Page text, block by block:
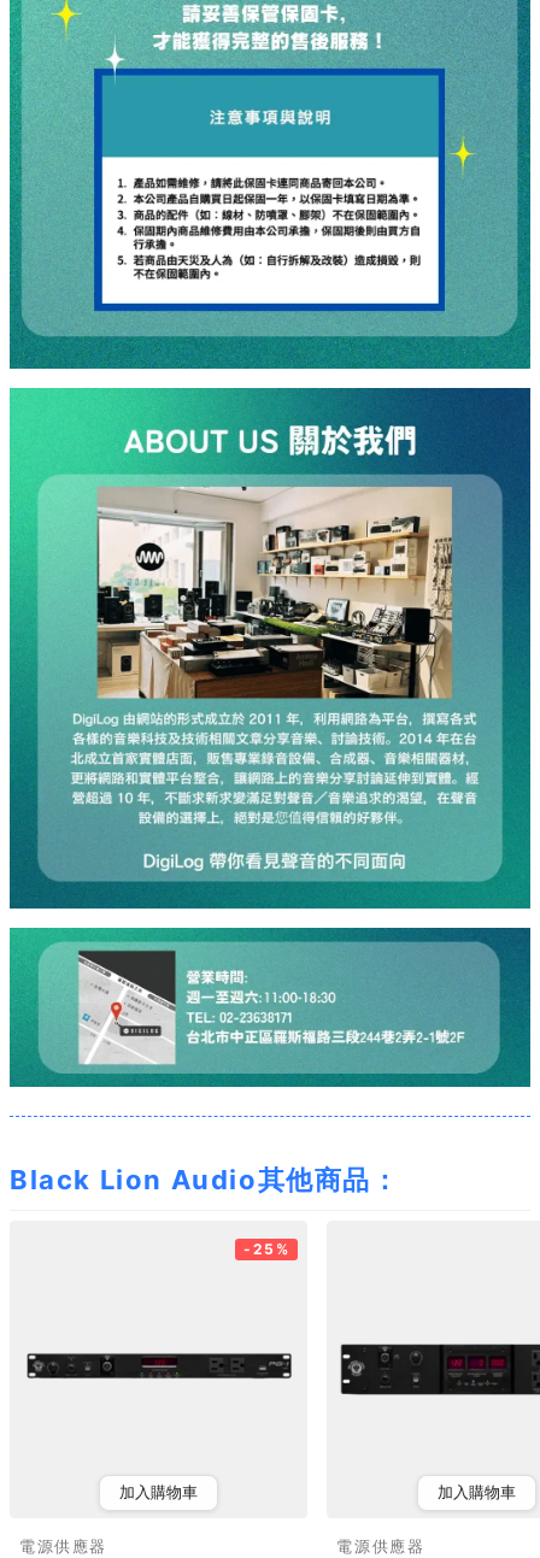
Black Lion Audio其他商品：
-25%
加入購物車
電源供應器
加入購物車
電源供應器